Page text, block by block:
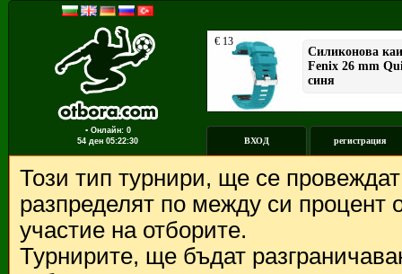
▪ Онлайн: 0
54 ден 05:22:30 ВХОД регистрация
Този тип турнири, ще се
разпределят по между си процент
участие на отборите.
Турнирите, ще бъдат